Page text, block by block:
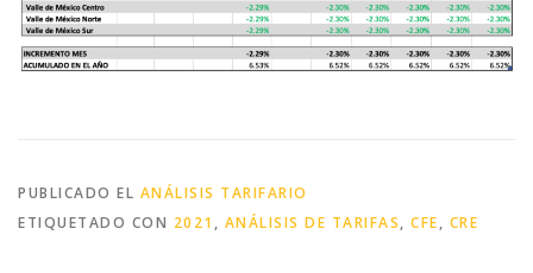
PUBLICADO EL ANÁLISIS TARIFARIO
ETIQUETADO CON 2021 , ANÁLISIS DE TARIFAS, CFE, CRE